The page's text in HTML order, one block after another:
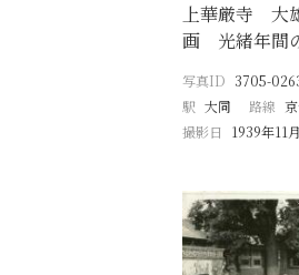
上華厳寺
画 光緒年間
写真ID 3705-
駅 大同 路線
撮影日
1939年11月